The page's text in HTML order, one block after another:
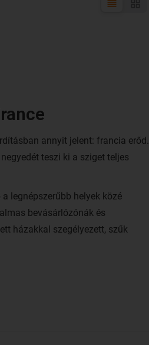
annyit jelent: francia erőd.
teszi ki a sziget teljes
legnépszerűbb helyek közé
bevásárlózónák és
házakkal szegélyezett, szűk
járj be.